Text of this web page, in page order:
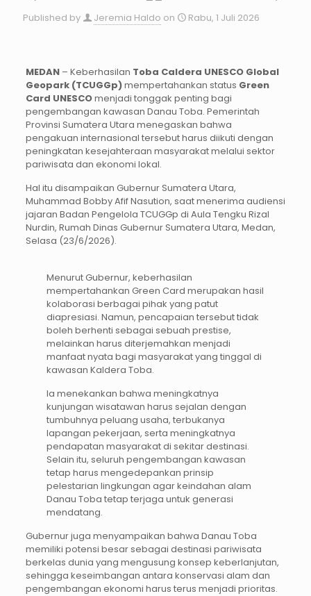
Published by Jeremia Haldo on Rabu, 1 Juli 2026
MEDAN– Keberhasilan Toba Caldera UNESCO Global
Geopark (TCUGGp)mempertahankan status Green
Card UNESCOmenjadi tonggak penting bagi
pengembangan kawasan Danau Toba. Pemerintah
Provinsi Sumatera Utara menegaskan bahwa
pengakuan internasional tersebut harus diikuti dengan
peningkatan kesejahteraan masyarakat melalui sektor
pariwisata dan ekonomi lokal.
Hal itu disampaikan Gubernur Sumatera Utara,
Muhammad Bobby Afif Nasution, saat menerima audiensi
jajaran Badan Pengelola TCUGGp di Aula Tengku Rizal
Nurdin, Rumah Dinas Gubernur Sumatera Utara, Medan,
Selasa (23/6/2026).
Menurut Gubernur, keberhasilan
mempertahankan Green Card merupakan hasil
kolaborasi berbagai pihak yang patut
diapresiasi. Namun, pencapaian tersebut tidak
boleh berhenti sebagai sebuah prestise,
melainkan harus diterjemahkan menjadi
manfaat nyata bagi masyarakat yang tinggal di
kawasan Kaldera Toba.
Ia menekankan bahwa meningkatnya
kunjungan wisatawan harus sejalan dengan
tumbuhnya peluang usaha, terbukanya
lapangan pekerjaan, serta meningkatnya
pendapatan masyarakat di sekitar destinasi.
Selain itu, seluruh pengembangan kawasan
tetap harus mengedepankan prinsip
pelestarian lingkungan agar keindahan alam
Danau Toba tetap terjaga untuk generasi
mendatang.
Gubernur juga menyampaikan bahwa Danau Toba
memiliki potensi besar sebagai destinasi pariwisata
berkelas dunia yang mengusung konsep keberlanjutan,
sehingga keseimbangan antara konservasi alam dan
pengembangan ekonomi harus terus menjadi prioritas.